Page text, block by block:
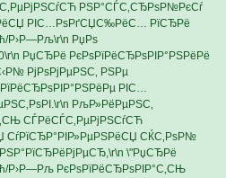
РЅР°СЃС‚СЂРѕР№РєСѓ
РІС…РѕРґСЏС‰РёС… РїСЂРё
Р›Р—Рљ\r\n РџРѕ
РџСЂРё РєРѕРїРёСЂРѕРІР°РЅРёРё
РјРѕРјРµРЅС‚ РЅРµ
РІС…
РљР»РёРµРЅС‚
СЃРёСЃС‚РµРјРЅСѓСЋ
СѓРїСЂР°РІР»РµРЅРёСЏ СЌС‚РѕР№
\"РџСЂРё
Р›Р—Рљ РєРѕРїРёСЂРѕРІР°С‚СЊ